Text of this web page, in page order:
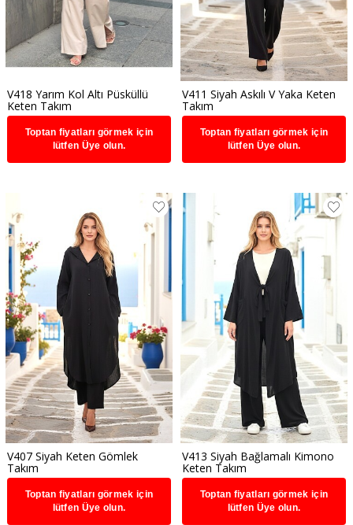
V418 Yarım Kol Altı Püsküllü
Keten Takım
Toptan fiyatları görmek için
lütfen Üye olun.
V411 Siyah Askılı V Yaka Keten
Takım
Toptan fiyatları görmek için
lütfen Üye olun.
V407 Siyah Keten Gömlek
Takım
Toptan fiyatları görmek için
lütfen Üye olun.
V413 Siyah Bağlamalı Kimono
Keten Takım
Toptan fiyatları görmek için
lütfen Üye olun.